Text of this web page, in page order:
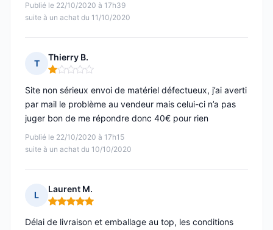
Publié le 22/10/2020 à 17h39
suite à un achat du 11/10/2020
T
Thierry B.
Note : 1 sur 5
Publié le 22/10/2020 à 17h15
suite à un achat du 10/10/2020
Site non sérieux envoi de matériel défectueux, j’ai averti
par mail le problème au vendeur mais celui-ci n’a pas
juger bon de me répondre donc 40€ pour rien
L
Laurent M.
Note : 5 sur 5
Délai de livraison et emballage au top, les conditions